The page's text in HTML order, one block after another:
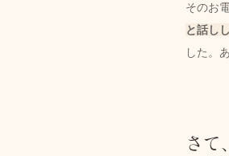
そのお
と話し
した。
さて